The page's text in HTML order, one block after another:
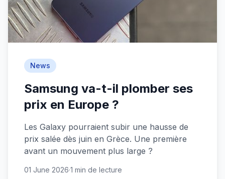
News
Samsung va-t-il plomber ses
prix en Europe ?
Les Galaxy pourraient subir une hausse de
prix salée dès juin en Grèce. Une première
avant un mouvement plus large ?
01 June 2026·1 min de lecture